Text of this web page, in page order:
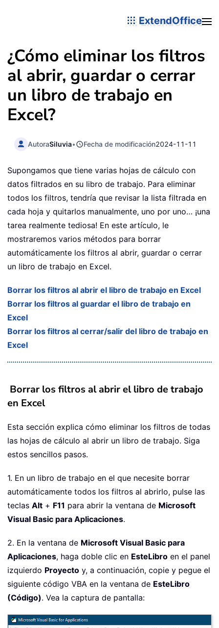
ExtendOffice
¿Cómo eliminar los filtros
al abrir, guardar o cerrar
un libro de trabajo en
Excel?
AutoraSiluvia• Fecha de modificación2024-11-11
Supongamos que tiene varias hojas de cálculo con
datos filtrados en su libro de trabajo. Para eliminar
todos los filtros, tendría que revisar la lista filtrada en
cada hoja y quitarlos manualmente, uno por uno… ¡una
tarea realmente tediosa! En este artículo, le
mostraremos varios métodos para borrar
automáticamente los filtros al abrir, guardar o cerrar
un libro de trabajo en Excel.
Borrar los filtros al abrir el libro de trabajo en Excel
Borrar los filtros al guardar el libro de trabajo en
Excel
Borrar los filtros al cerrar/salir del libro de trabajo en
Excel
Borrar los filtros al abrir el libro de trabajo
en Excel
Esta sección explica cómo eliminar los filtros de todas
las hojas de cálculo al abrir un libro de trabajo. Siga
estos sencillos pasos.
1. En un libro de trabajo en el que necesite borrar
automáticamente todos los filtros al abrirlo, pulse las
teclas Alt + F11 para abrir la ventana de Microsoft
Visual Basic para Aplicaciones.
2. En la ventana de Microsoft Visual Basic para
Aplicaciones, haga doble clic en EsteLibro en el panel
izquierdo Proyecto y, a continuación, copie y pegue el
siguiente código VBA en la ventana de EsteLibro
(Código). Vea la captura de pantalla: